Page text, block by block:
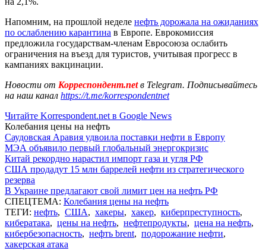
Напомним, на прошлой неделе нефть дорожала на ожиданиях
по ослаблению карантина в Европе. Еврокомиссия
предложила государствам-членам Евросоюза ослабить
ограничения на въезд для туристов, учитывая прогресс в
кампаниях вакцинации.
Новости от Корреспондент.netв Telegram. Подписывайтесь
на наш канал https://t.me/korrespondentnet
Читайте Korrespondent.net в Google News
Колебания цены на нефть
Саудовская Аравия удвоила поставки нефти в Европу
МЭА объявило первый глобальный энергокризис
Китай рекордно нарастил импорт газа и угля РФ
США продадут 15 млн баррелей нефти из стратегического
резерва
В Украине предлагают свой лимит цен на нефть РФ
СПЕЦТЕМА: Колебания цены на нефть
ТЕГИ: нефть, США, хакеры, хакер, киберпреступность,
кибератака, цены на нефть, нефтепродукты, цена на нефть,
кибербезопасность, нефть brent, подорожание нефти,
хакерская атака